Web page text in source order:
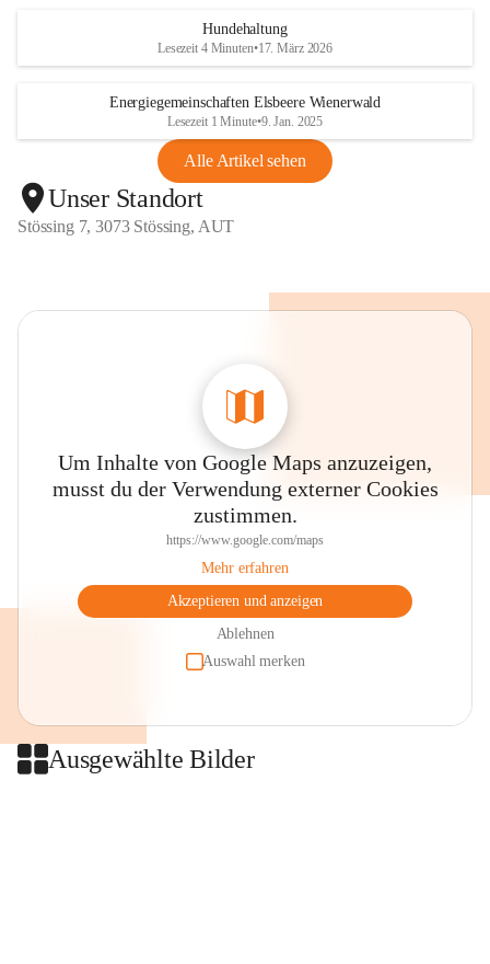
Hundehaltung
Lesezeit 4 Minuten•17. März 2026
Energiegemeinschaften Elsbeere Wienerwald
Lesezeit 1 Minute•9. Jan. 2025
Alle Artikel sehen
Unser Standort
Stössing 7, 3073 Stössing, AUT
Um Inhalte von Google Maps anzuzeigen,
musst du der Verwendung externer Cookies
zustimmen.
https://www.google.com/maps
Mehr erfahren
Akzeptieren und anzeigen
Ablehnen
Auswahl merken
Ausgewählte Bilder